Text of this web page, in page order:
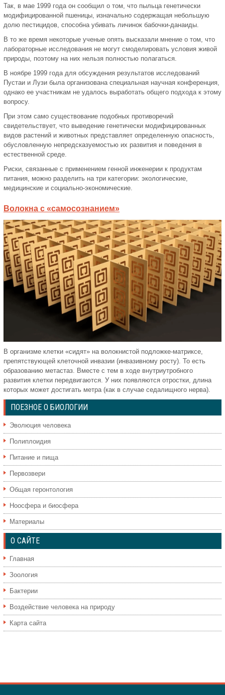
Так, в мае 1999 года он сообщил о том, что пыльца генетически
модифицированной пшеницы, изначально содержащая небольшую
долю пестицидов, способна убивать личинок бабочки-данаиды.
В то же время некоторые ученые опять высказали мнение о том, что
лабораторные исследования не могут смоделировать условия живой
природы, поэтому на них нельзя полностью полагаться.
В ноябре 1999 года для обсуждения результатов исследований
Пустаи и Лузи была организована специальная научная конференция,
однако ее участникам не удалось выработать общего подхода к этому
вопросу.
При этом само существование подобных противоречий
свидетельствует, что выведение генетически модифицированных
видов растений и животных представляет определенную опасность,
обусловленную непредсказуемостью их развития и поведения в
естественной среде.
Риски, связанные с применением генной инженерии к продуктам
питания, можно разделить на три категории: экологические,
медицинские и социально-экономические.
Волокна с «самосознанием»
В организме клетки «сидят» на волокнистой подложке-матриксе,
препятствующей клеточной инвазии (инвазивному росту). То есть
образованию метастаз. Вместе с тем в ходе внутриутробного
развития клетки передвигаются. У них появляются отростки, длина
которых может достигать метра (как в случае седалищного нерва).
ПОЕЗНОЕ О БИОЛОГИИ
Эволюция человека
Полиплоидия
Питание и пища
Первозвери
Общая геронтология
Ноосфера и биосфера
Материалы
О САЙТЕ
Главная
Зоология
Бактерии
Воздействие человека на природу
Карта сайта